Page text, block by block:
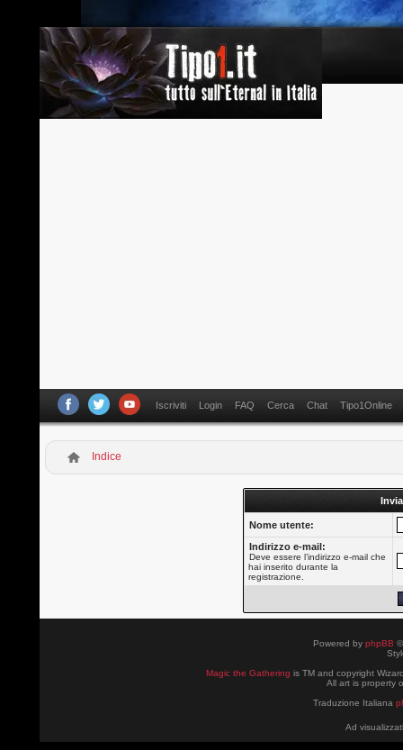
Iscriviti Login FAQ Cerca Chat Tipo1Online
Indice
Nome utente:
Indirizzo e-mail:
Deve essere l’indirizzo e-mail che
hai inserito durante la
registrazione.
Powered by phpBB
Magic the Gathering is TM and copyright
All art is property
Traduzione Italiana
Ad